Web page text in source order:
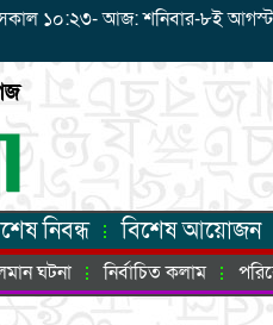
১০:২৩- আজ: শনিবার-৮ই আগস্ট,
নিবন্ধ বিশেষ আয়োজন
ঘটনা নির্বাচিত কলাম